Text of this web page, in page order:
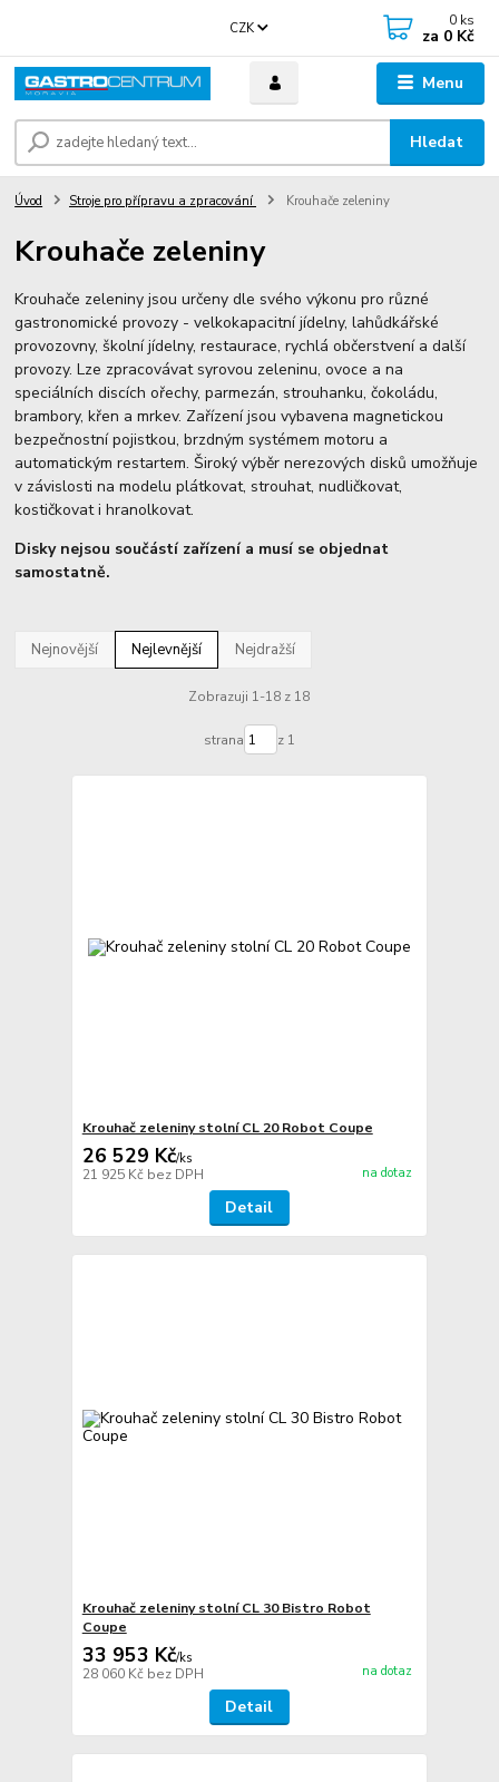
Menu
CZK
Hledat
0 ks
za 0 Kč
Úvod Stroje pro přípravu a zpracování Krouhače zeleniny
Krouhače zeleniny
Krouhače zeleniny jsou určeny dle svého výkonu pro různé
gastronomické provozy - velkokapacitní jídelny, lahůdkářské
provozovny, školní jídelny, restaurace, rychlá občerstvení a další
provozy. Lze zpracovávat syrovou zeleninu, ovoce a na
speciálních discích ořechy, parmezán, strouhanku, čokoládu,
brambory, křen a mrkev. Zařízení jsou vybavena magnetickou
bezpečnostní pojistkou, brzdným systémem motoru a
automatickým restartem. Široký výběr nerezových disků umožňuje
v závislosti na modelu plátkovat, strouhat, nudličkovat,
kostičkovat i hranolkovat.
Disky nejsou součástí zařízení a musí se objednat
samostatně.
Nejnovější Nejlevnější Nejdražší
Zobrazuji 1-18 z 18
strana z 1
Krouhač zeleniny stolní CL 20 Robot Coupe
26 529 Kč/ks
21 925 Kč bez DPH na dotaz
Detail
Krouhač zeleniny stolní CL 30 Bistro Robot
Coupe
33 953 Kč/ks
28 060 Kč bez DPH na dotaz
Detail